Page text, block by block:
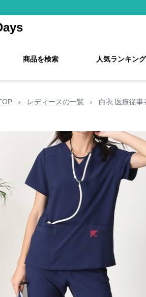
商品を検索 人気ランキング
› レディースの一覧 › 白衣 医療従事